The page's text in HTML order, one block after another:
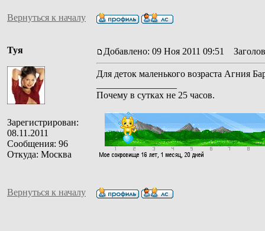
Вернуться к началу
Туя
Зарегистрирован:
08.11.2011
Сообщения: 96
Откуда: Москва
Добавлено: 09 Ноя 2011 09:51
Для деток маленького возраста Агния
Почему в сутках не 25 часов.
Вернуться к началу